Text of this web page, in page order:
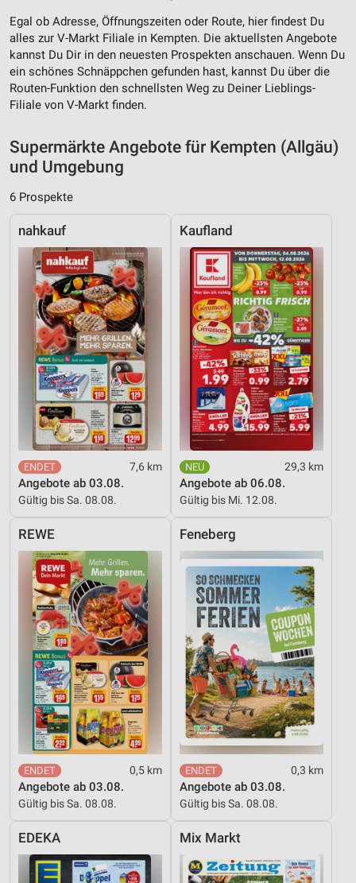
Egal ob Adresse, Öffnungszeiten oder Route, hier findest Du
alles zur V-Markt Filiale in Kempten. Die aktuellsten Angebote
kannst Du Dir in den neuesten Prospekten anschauen. Wenn Du
ein schönes Schnäppchen gefunden hast, kannst Du über die
Routen-Funktion den schnellsten Weg zu Deiner Lieblings-
Filiale von V-Markt finden.
Supermärkte Angebote für Kempten (Allgäu)
und Umgebung
6 Prospekte
nahkauf
7,6 km
Angebote ab 03.08.
Gültig bis Sa. 08.08.
Kaufland
29,3 km
Angebote ab 06.08.
Gültig bis Mi. 12.08.
REWE
0,5 km
Angebote ab 03.08.
Gültig bis Sa. 08.08.
Feneberg
0,3 km
Angebote ab 03.08.
Gültig bis Sa. 08.08.
EDEKA Mix Markt
Verwendung von Profilen zur Auswahl
personalisierter Inhalte
Messung der Werbeleistung
Messung der Performance von Inhalten
Analyse von Zielgruppen durch Statistiken oder
Kombinationen von Daten aus verschiedenen
Quellen
Entwicklung und Verbesserung der Angebote
Verwendung reduzierter Daten zur Auswahl von
Inhalten
IAB-Besonderheiten:
Verwendung genauer Standortdaten
Geräte anhand von aktiv angeforderten
Informationen identifizieren
Nicht-IAB-Verarbeitungszwecke:
Notwendig
Performance
Funktional
Werbung